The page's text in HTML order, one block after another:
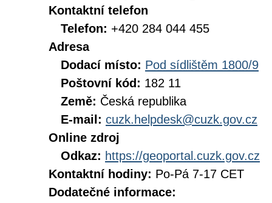
Kontaktní telefon
Telefon: +420 284 044 455
Adresa
Dodací místo: Pod sídlištěm 1800/9
Poštovní kód: 182 11
Země: Česká republika
E-mail: cuzk.helpdesk@cuzk.gov.cz
Online zdroj
Odkaz: https://geoportal.cuzk.gov.cz
Kontaktní hodiny: Po-Pá 7-17 CET
Dodatečné informace: